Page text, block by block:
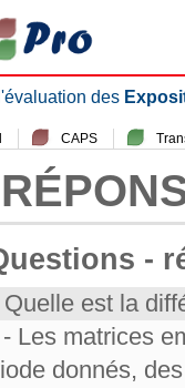
des
CAPS
-
Quelle est la
Les matrices
donnés,